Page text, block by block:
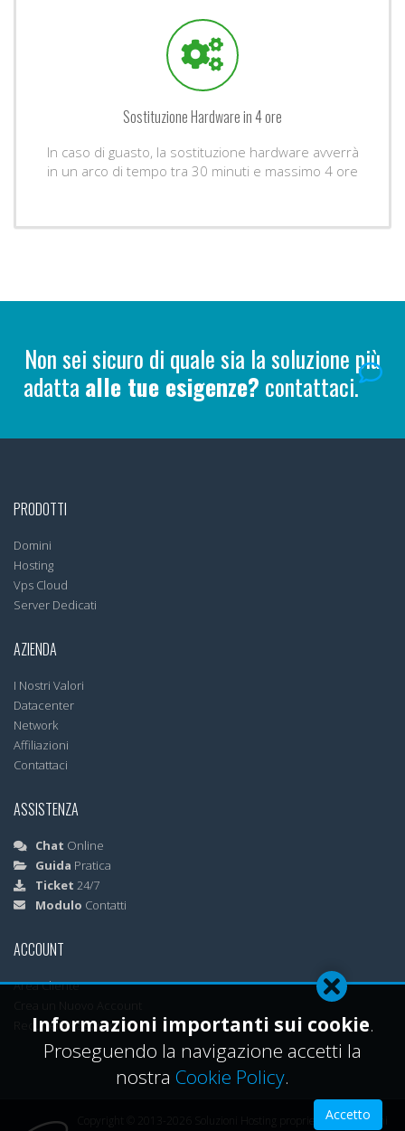
Sostituzione Hardware in 4 ore
In caso di guasto, la sostituzione hardware avverrà
in un arco di tempo tra 30 minuti e massimo 4 ore
Non sei sicuro di quale sia la soluzione più
adatta alle tue esigenze? contattaci.
PRODOTTI
Domini
Hosting
Vps Cloud
Server Dedicati
AZIENDA
I Nostri Valori
Datacenter
Network
Affiliazioni
Contattaci
ASSISTENZA
Chat Online
Guida Pratica
Ticket 24/7
Modulo Contatti
ACCOUNT
Area Cliente
Recupera Password
Copyright © 2013-2026 Soluzioni Hosting proprietà ML Soluzioni
Informazioni importanti sui cookie.
Proseguendo la navigazione accetti la
nostra Cookie Policy.
Accetto